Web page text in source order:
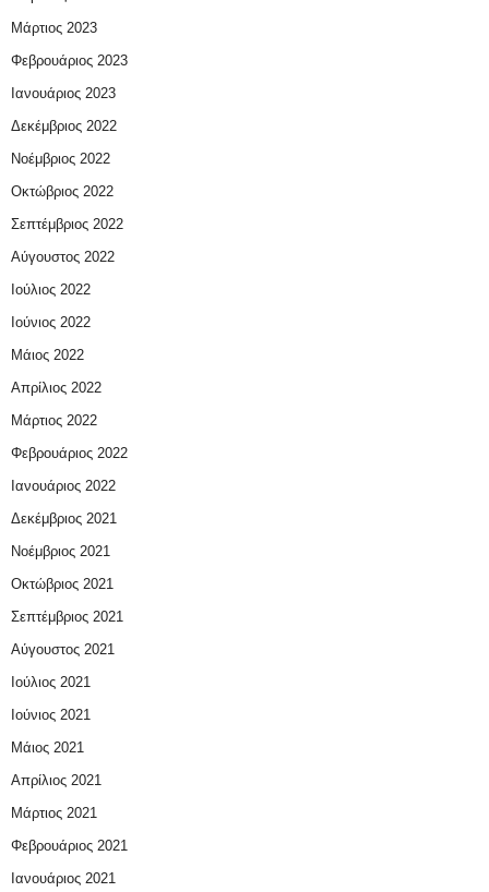
Μάρτιος 2023
Φεβρουάριος 2023
Ιανουάριος 2023
Δεκέμβριος 2022
Νοέμβριος 2022
Οκτώβριος 2022
Σεπτέμβριος 2022
Αύγουστος 2022
Ιούλιος 2022
Ιούνιος 2022
Μάιος 2022
Απρίλιος 2022
Μάρτιος 2022
Φεβρουάριος 2022
Ιανουάριος 2022
Δεκέμβριος 2021
Νοέμβριος 2021
Οκτώβριος 2021
Σεπτέμβριος 2021
Αύγουστος 2021
Ιούλιος 2021
Ιούνιος 2021
Μάιος 2021
Απρίλιος 2021
Μάρτιος 2021
Φεβρουάριος 2021
Ιανουάριος 2021